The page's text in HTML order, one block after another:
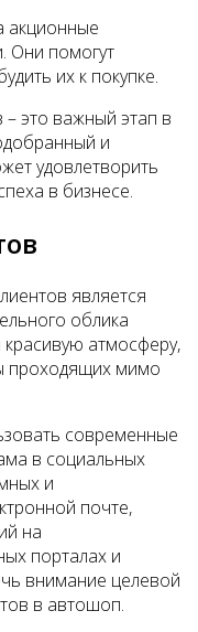
акционные
Они помогут
их к покупке.
– это важный этап в
и
удовлетворить
в бизнесе.
является
облика
атмосферу,
проходящих мимо
современные
в социальных
и
почте,
на
порталах и
внимание целевой
в автошоп.